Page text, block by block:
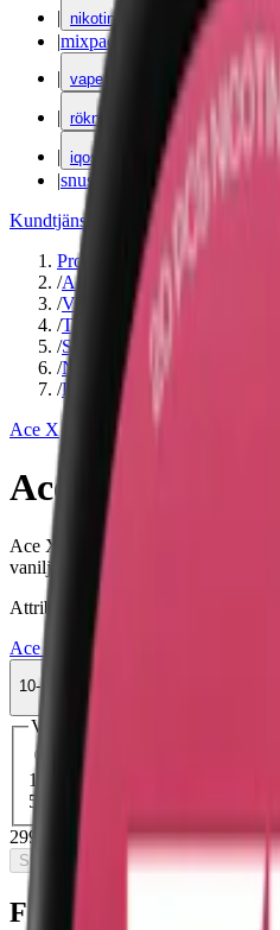
| nikotinfritt
|mixpack
| vape
| rökning
| iqos
|snuskuriren
Kundtjänst
Varumärken
Produkter
/Ace X
/Vitt snus
/Torr Portion
/Slim
/Normal
/Blomma
Ace X
Ace X X-Mas
Ace X X-Mas Edition kombinerar
vanilj i ett tobaksfritt vitt snus med
Attribut
Ace X
Blomma
10-pack
299,90 kr
Välj antal dosor
1-pack
10-pack
50-pack
299,90 kr
10-pack
Slut i lager
Fakta om Ace X X-